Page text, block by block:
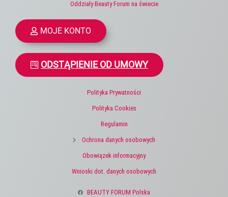
Oddziały Beauty Forum na świecie
MOJE KONTO
ODSTĄPIENIE OD UMOWY
Polityka Prywatności
Polityka Cookies
Regulamin
Ochrona danych osobowych
Obowiązek informacyjny
Wnioski dot. danych osobowych
BEAUTY FORUM Polska